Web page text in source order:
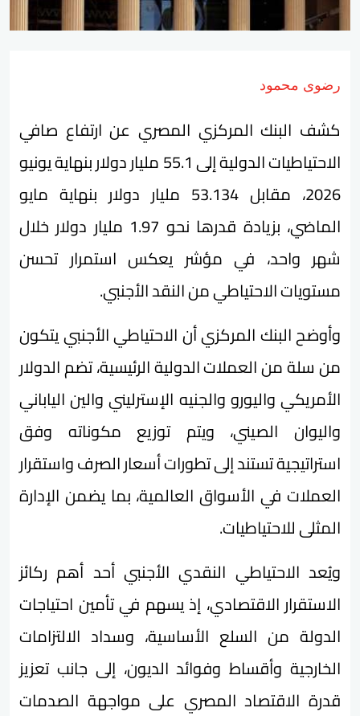
رضوى محمود
كشف البنك المركزي المصري عن ارتفاع صافي
الاحتياطيات الدولية إلى 55.1 مليار دولار بنهاية يونيو
2026، مقابل 53.134 مليار دولار بنهاية مايو
الماضي، بزيادة قدرها نحو 1.97 مليار دولار خلال
شهر واحد، في مؤشر يعكس استمرار تحسن
مستويات الاحتياطي من النقد الأجنبي.
وأوضح البنك المركزي أن الاحتياطي الأجنبي يتكون
من سلة من العملات الدولية الرئيسية، تضم الدولار
الأمريكي واليورو والجنيه الإسترليني والين الياباني
واليوان الصيني، ويتم توزيع مكوناته وفق
استراتيجية تستند إلى تطورات أسعار الصرف واستقرار
العملات في الأسواق العالمية، بما يضمن الإدارة
المثلى للاحتياطيات.
ويُعد الاحتياطي النقدي الأجنبي أحد أهم ركائز
الاستقرار الاقتصادي، إذ يسهم في تأمين احتياجات
الدولة من السلع الأساسية، وسداد الالتزامات
الخارجية وأقساط وفوائد الديون، إلى جانب تعزيز
قدرة الاقتصاد المصري على مواجهة الصدمات